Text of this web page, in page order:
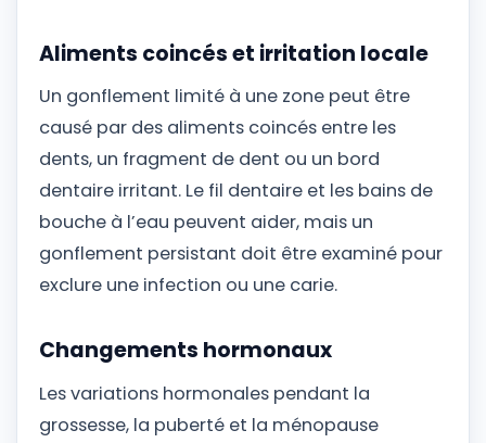
Aliments coincés et irritation locale
Un gonflement limité à une zone peut être
causé par des aliments coincés entre les
dents, un fragment de dent ou un bord
dentaire irritant. Le fil dentaire et les bains de
bouche à l’eau peuvent aider, mais un
gonflement persistant doit être examiné pour
exclure une infection ou une carie.
Changements hormonaux
Les variations hormonales pendant la
grossesse, la puberté et la ménopause